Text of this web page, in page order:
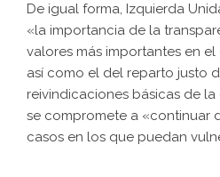
De igual forma, Izquierda
«la importancia de la
valores más importantes en
así como el del reparto justo
reivindicaciones básicas de
se compromete a «continuar
casos en los que puedan